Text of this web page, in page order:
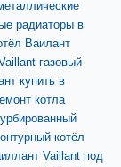
радиаторы в
Ваилант
газовый
купить в
котла
котёл
Vaillant под